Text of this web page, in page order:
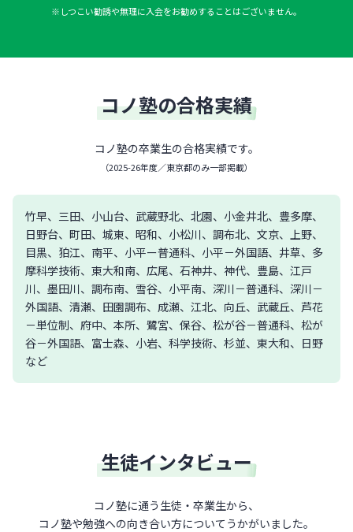
※しつこい勧誘や無理に入会をお勧めすることはございません。
コノ塾の合格実績
コノ塾の卒業生の合格実績です。
（2025-26年度／東京都のみ一部掲載）
竹早、三田、小山台、武蔵野北、北園、小金井北、豊多摩、
日野台、町田、城東、昭和、小松川、調布北、文京、上野、
目黒、狛江、南平、小平ー普通科、小平－外国語、井草、多
摩科学技術、東大和南、広尾、石神井、神代、豊島、江戸
川、墨田川、調布南、雪谷、小平南、深川－普通科、深川－
外国語、清瀬、田園調布、成瀬、江北、向丘、武蔵丘、芦花
－単位制、府中、本所、鷺宮、保谷、松が谷－普通科、松が
谷－外国語、富士森、小岩、科学技術、杉並、東大和、日野
など
生徒インタビュー
コノ塾に通う生徒・卒業生から、
コノ塾や勉強への向き合い方について うかがいました。